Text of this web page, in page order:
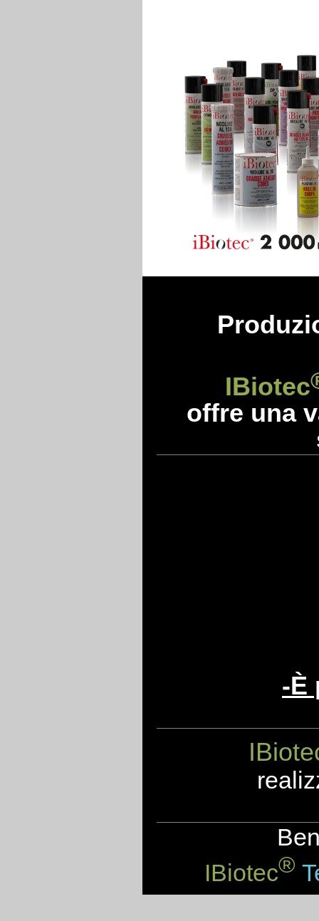
IBiotec
offre una
-È
IBiotec®